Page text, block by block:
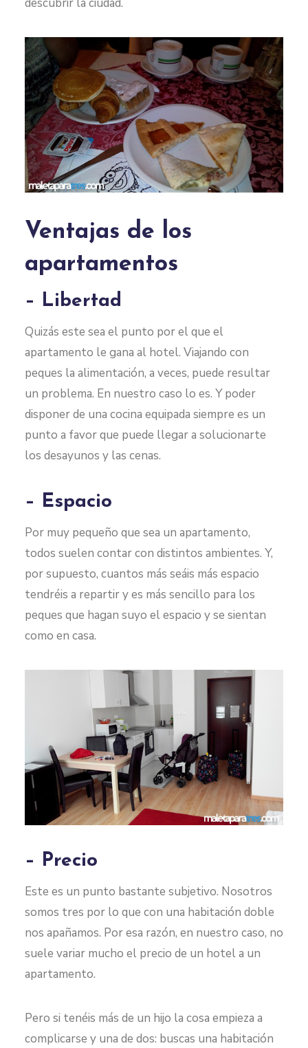
descubrir la ciudad.
Ventajas de los
apartamentos
– Libertad
Quizás este sea el punto por el que el
apartamento le gana al hotel. Viajando con
peques la alimentación, a veces, puede resultar
un problema. En nuestro caso lo es. Y poder
disponer de una cocina equipada siempre es un
punto a favor que puede llegar a solucionarte
los desayunos y las cenas.
– Espacio
Por muy pequeño que sea un apartamento,
todos suelen contar con distintos ambientes. Y,
por supuesto, cuantos más seáis más espacio
tendréis a repartir y es más sencillo para los
peques que hagan suyo el espacio y se sientan
como en casa.
– Precio
Este es un punto bastante subjetivo. Nosotros
somos tres por lo que con una habitación doble
nos apañamos. Por esa razón, en nuestro caso, no
suele variar mucho el precio de un hotel a un
apartamento.
Pero si tenéis más de un hijo la cosa empieza a
complicarse y una de dos: buscas una habitación